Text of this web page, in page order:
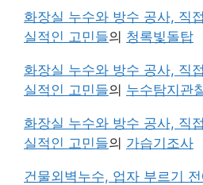
화장실 누수와 방수 공사, 직
실적인 고민들의 청록빛돌탑
화장실 누수와 방수 공사, 직
실적인 고민들의 누수탐지관
화장실 누수와 방수 공사, 직
실적인 고민들의 가습기조사
건물외벽누수, 업자 부르기